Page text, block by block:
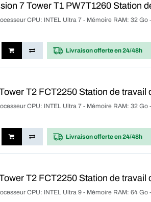
7 Tower T1 PW7T1260 Station
CPU: INTEL Ultra 7 - Mémoire RAM: 32
Livraison offerteen 24/48h
T2 FCT2250 Station de travail
CPU: INTEL Ultra 7 - Mémoire RAM: 32
Livraison offerteen 24/48h
T2 FCT2250 Station de travail
CPU: INTEL Ultra 9 - Mémoire RAM: 64